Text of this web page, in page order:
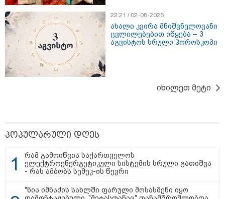
შეიძინე ალდაგის სამოგზაურო დაზღვევა და მიიღე
გაორმაგებული ინტერნეტი
11:22 / 07-08-2026
ანჯელინა ჯოლის ძმა ცოლს
დაშორდა და აღიარა, რომ გეია
- "ბავშვობაში გიჟურად
მიყვარდა დისნეის პრინცესები"
გამოქვეყნდა SpaceX-ის
მთვარესთან შეჯახების
ამსახველი კადრები -
ორბიტალურმა აპარატმა
მთვარის ზედაპირი შეჯახებამდე
22:21 / 02-08-2026
ახალი კვირა მნიშვნელოვანი
ცვლილებებით იწყება – 3
აგვისტოს სრული ჰოროსკოპი
იხილეთ მეტი
პოპულარული დღეს
რამ გამოიწვია საქართველოს
ელექტროენერგეტიკული სისტემის სრული გათიშვა
- რას ამბობს სემეკ-ის წევრი
"ნია იმნაძის სახლში ფარული მოსასმენი იყო